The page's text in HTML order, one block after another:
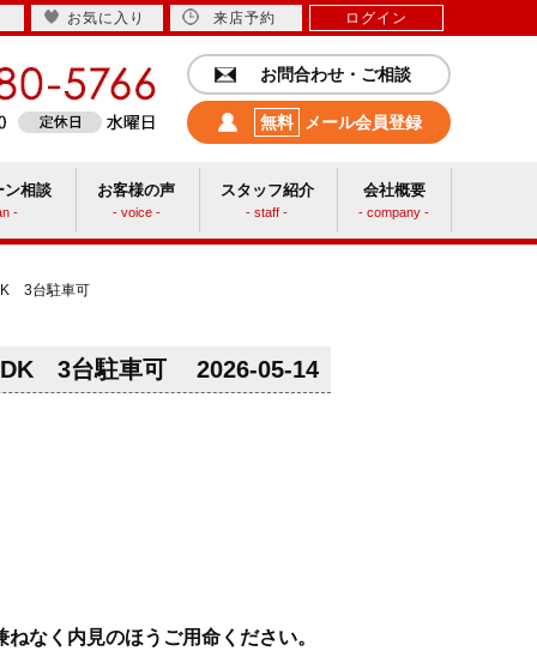
お気に入り 来店予約 ログイン
お問合わせ・ご相談
無料 メール会員登録
ン相談
-
お客様の声
- voice -
スタッフ紹介
- staff -
会社概要
- company -
3台駐車可
3台駐車可 2026-05-14
なく内見のほうご用命ください。